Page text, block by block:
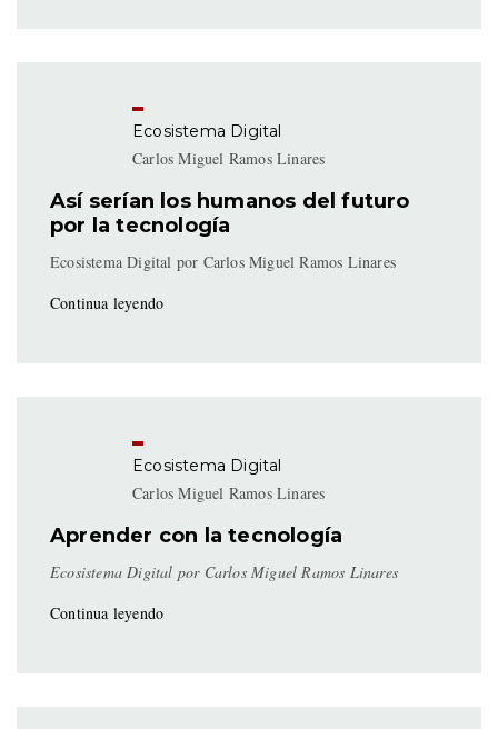
Ecosistema Digital
Carlos Miguel Ramos Linares
Así serían los humanos del futuro
por la tecnología
Ecosistema Digital por Carlos Miguel Ramos Linares
Continua leyendo
Ecosistema Digital
Carlos Miguel Ramos Linares
Aprender con la tecnología
Ecosistema Digital por Carlos Miguel Ramos Linares
Continua leyendo